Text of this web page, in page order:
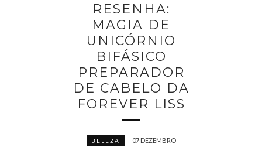
RESENHA:
MAGIA DE
UNICÓRNIO
BIFÁSICO
PREPARADOR
DE CABELO DA
FOREVER LISS
BELEZA 07 DEZEMBRO